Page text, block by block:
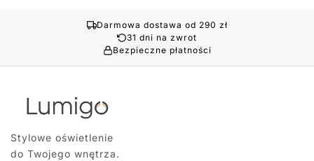
Darmowa dostawa od 290 zł
31 dni na zwrot
Bezpieczne płatności
Stylowe oświetlenie
do Twojego wnętrza.